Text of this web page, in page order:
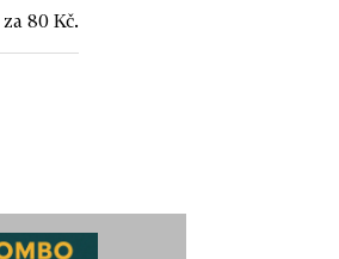
za 80 Kč.